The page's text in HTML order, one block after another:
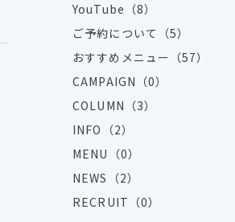
YouTube（8）
ご予約について（5）
おすすめメニュー（57）
CAMPAIGN（0）
COLUMN（3）
INFO（2）
MENU（0）
NEWS（2）
RECRUIT（0）